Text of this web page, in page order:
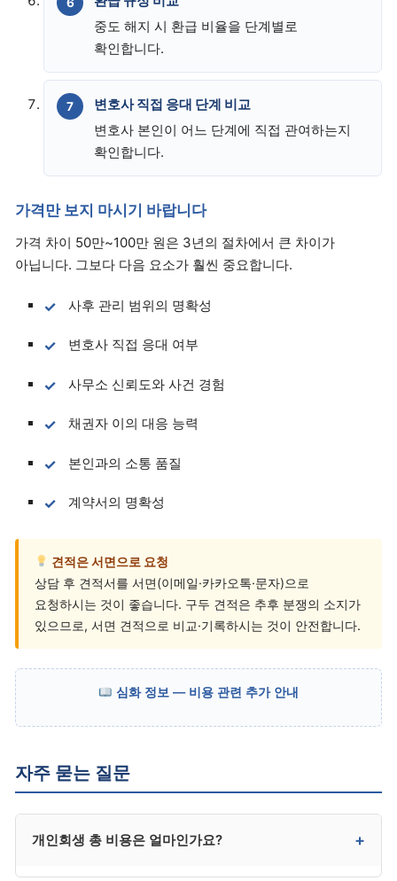
중도 해지 시 환급 비율을 단계별로
확인합니다.
변호사 직접 응대 단계 비교
변호사 본인이 어느 단계에 직접 관여하는지
확인합니다.
가격만 보지 마시기 바랍니다
가격 차이 50만~100만 원은 3년의 절차에서 큰 차이가
아닙니다. 그보다 다음 요소가 훨씬 중요합니다.
사후 관리 범위의 명확성
변호사 직접 응대 여부
사무소 신뢰도와 사건 경험
채권자 이의 대응 능력
본인과의 소통 품질
계약서의 명확성
견적은 서면으로 요청
상담 후 견적서를 서면(이메일·카카오톡·문자)으로
요청하시는 것이 좋습니다. 구두 견적은 추후 분쟁의 소지가
있으므로, 서면 견적으로 비교·기록하시는 것이 안전합니다.
심화 정보 — 비용 관련 추가 안내
자주 묻는 질문
개인회생 총 비용은 얼마인가요? +